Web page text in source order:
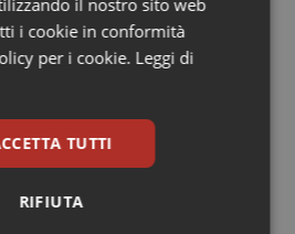
di Milano. Ispezioni e
regole per gli studi
lavoro, regole più chiare, meno
il nostro sito web
i cookie in conformità
per i cookie. Leggi di
TUTTI
RIFIUTA